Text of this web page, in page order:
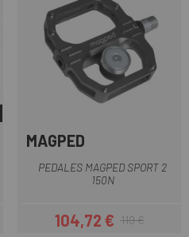
MAGPED
PEDALES MAGPED SPORT 2
150N
Precio
104,72 €Precio regular
119 €